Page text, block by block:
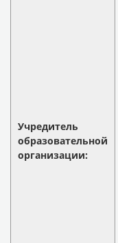
Учредитель
образовательной
организации: